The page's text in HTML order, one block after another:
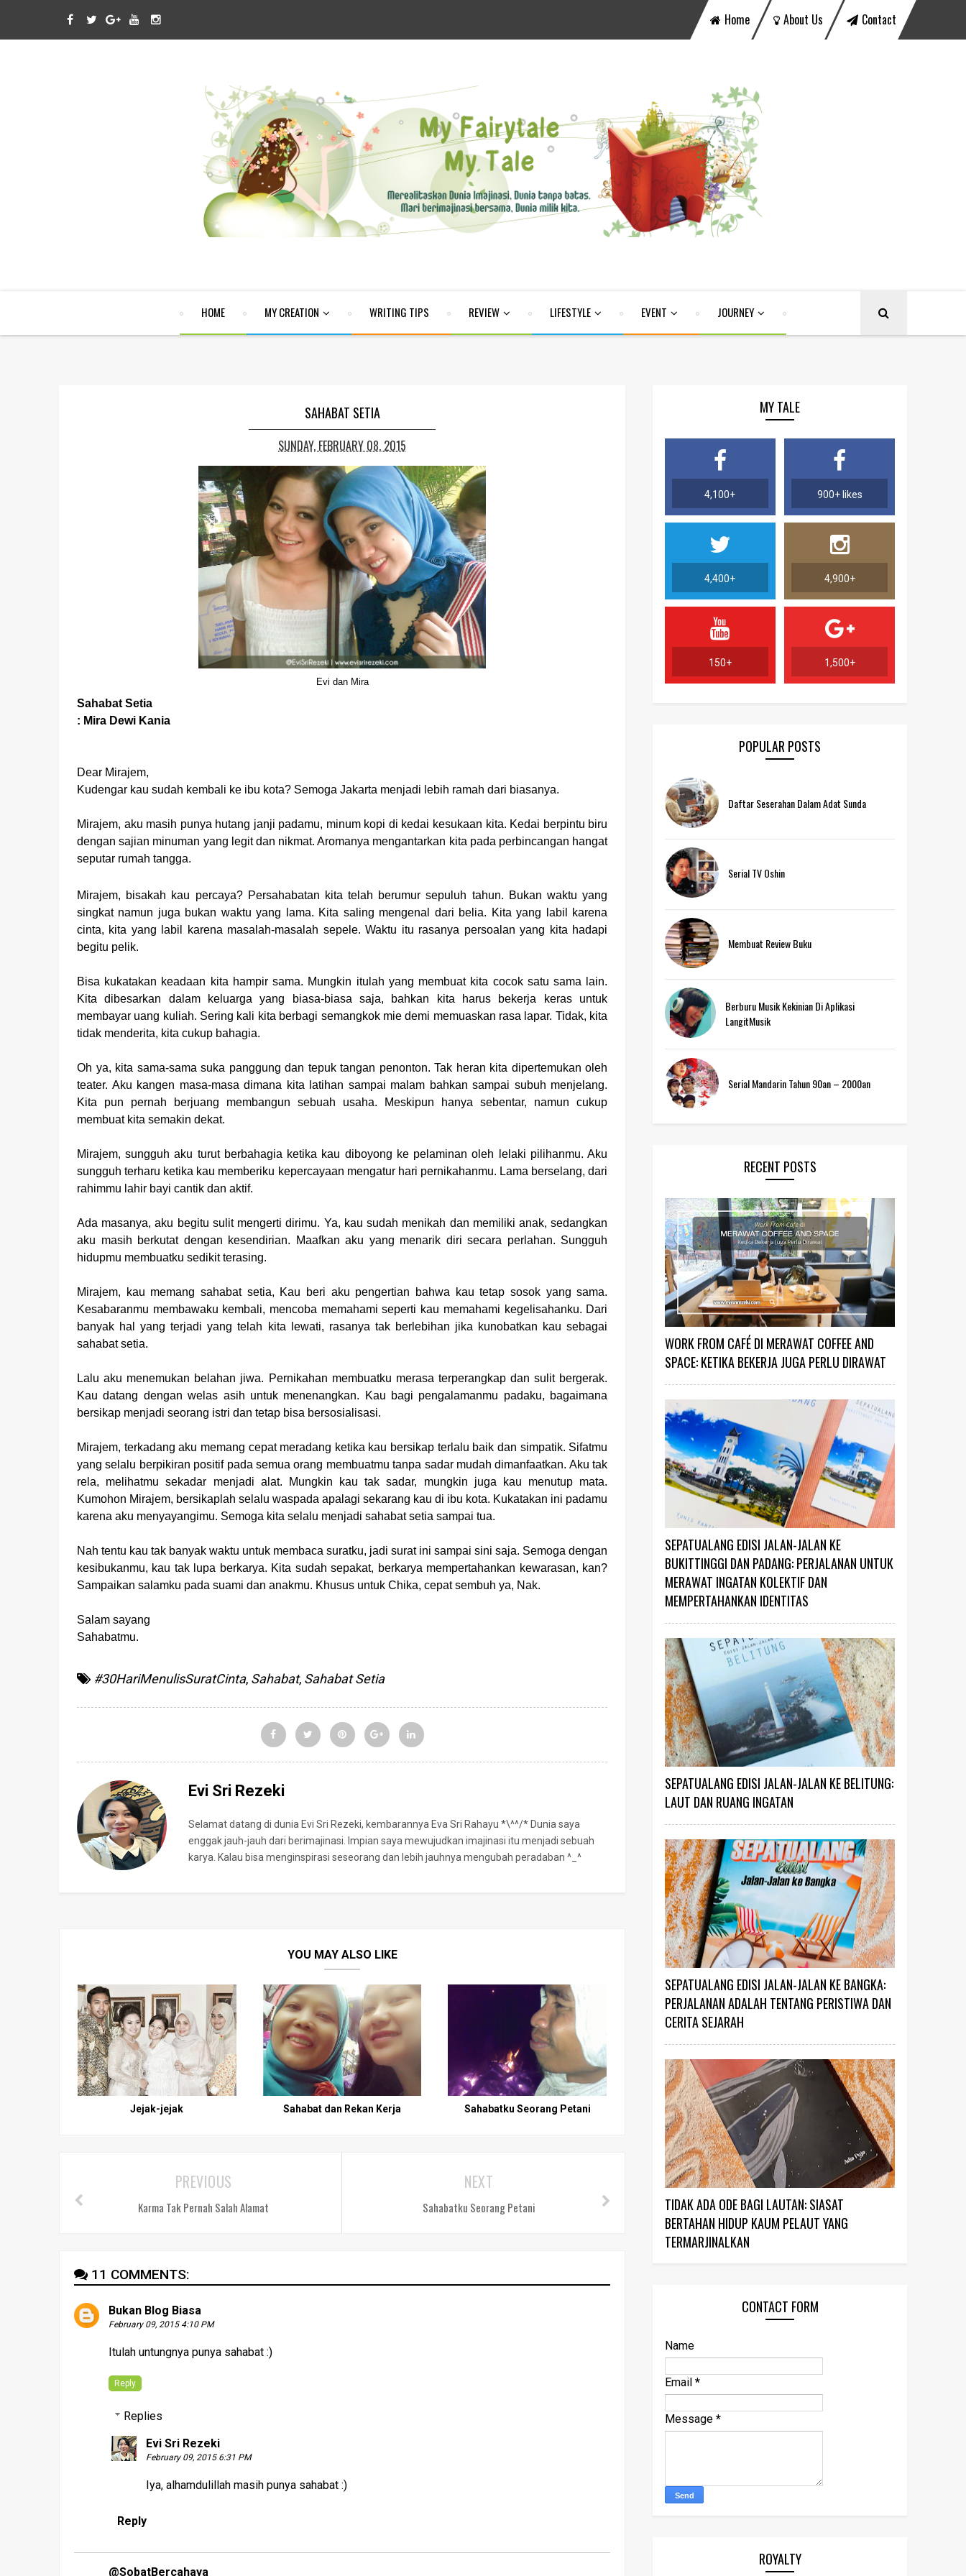
Home About Us Contact
HOME MY CREATION WRITING TIPS REVIEW LIFESTYLE EVENT JOURNEY
SAHABAT SETIA
SUNDAY, FEBRUARY 08, 2015
Evi dan Mira
Sahabat Setia
: Mira Dewi Kania
Dear Mirajem,
Kudengar kau sudah kembali ke ibu kota? Semoga Jakarta menjadi lebih ramah dari biasanya.
Mirajem, aku masih punya hutang janji padamu, minum kopi di kedai kesukaan kita. Kedai berpintu biru
dengan sajian minuman yang legit dan nikmat. Aromanya mengantarkan kita pada perbincangan hangat
seputar rumah tangga.
Mirajem, bisakah kau percaya? Persahabatan kita telah berumur sepuluh tahun. Bukan waktu yang
singkat namun juga bukan waktu yang lama. Kita saling mengenal dari belia. Kita yang labil karena
cinta, kita yang labil karena masalah-masalah sepele. Waktu itu rasanya persoalan yang kita hadapi
begitu pelik.
Bisa kukatakan keadaan kita hampir sama. Mungkin itulah yang membuat kita cocok satu sama lain.
Kita dibesarkan dalam keluarga yang biasa-biasa saja, bahkan kita harus bekerja keras untuk
membayar uang kuliah. Sering kali kita berbagi semangkok mie demi memuaskan rasa lapar. Tidak, kita
tidak menderita, kita cukup bahagia.
Oh ya, kita sama-sama suka panggung dan tepuk tangan penonton. Tak heran kita dipertemukan oleh
teater. Aku kangen masa-masa dimana kita latihan sampai malam bahkan sampai subuh menjelang.
Kita pun pernah berjuang membangun sebuah usaha. Meskipun hanya sebentar, namun cukup
membuat kita semakin dekat.
Mirajem, sungguh aku turut berbahagia ketika kau diboyong ke pelaminan oleh lelaki pilihanmu. Aku
sungguh terharu ketika kau memberiku kepercayaan mengatur hari pernikahanmu. Lama berselang, dari
rahimmu lahir bayi cantik dan aktif.
Ada masanya, aku begitu sulit mengerti dirimu. Ya, kau sudah menikah dan memiliki anak, sedangkan
aku masih berkutat dengan kesendirian. Maafkan aku yang menarik diri secara perlahan. Sungguh
hidupmu membuatku sedikit terasing.
Mirajem, kau memang sahabat setia, Kau beri aku pengertian bahwa kau tetap sosok yang sama.
Kesabaranmu membawaku kembali, mencoba memahami seperti kau memahami kegelisahanku. Dari
banyak hal yang terjadi yang telah kita lewati, rasanya tak berlebihan jika kunobatkan kau sebagai
sahabat setia.
Lalu aku menemukan belahan jiwa. Pernikahan membuatku merasa terperangkap dan sulit bergerak.
Kau datang dengan welas asih untuk menenangkan. Kau bagi pengalamanmu padaku, bagaimana
bersikap menjadi seorang istri dan tetap bisa bersosialisasi.
Mirajem, terkadang aku memang cepat meradang ketika kau bersikap terlalu baik dan simpatik. Sifatmu
yang selalu berpikiran positif pada semua orang membuatmu tanpa sadar mudah dimanfaatkan. Aku tak
rela, melihatmu sekadar menjadi alat. Mungkin kau tak sadar, mungkin juga kau menutup mata.
Kumohon Mirajem, bersikaplah selalu waspada apalagi sekarang kau di ibu kota. Kukatakan ini padamu
karena aku menyayangimu. Semoga kita selalu menjadi sahabat setia sampai tua.
Nah tentu kau tak banyak waktu untuk membaca suratku, jadi surat ini sampai sini saja. Semoga dengan
kesibukanmu, kau tak lupa berkarya. Kita sudah sepakat, berkarya mempertahankan kewarasan, kan?
Sampaikan salamku pada suami dan anakmu. Khusus untuk Chika, cepat sembuh ya, Nak.
Salam sayang
Sahabatmu.
#30HariMenulisSuratCinta, Sahabat, Sahabat Setia
Evi Sri Rezeki
Selamat datang di dunia Evi Sri Rezeki, kembarannya Eva Sri Rahayu *\^^/* Dunia saya
enggak jauh-jauh dari berimajinasi. Impian saya mewujudkan imajinasi itu menjadi sebuah
karya. Kalau bisa menginspirasi seseorang dan lebih jauhnya mengubah peradaban ^_^
YOU MAY ALSO LIKE
Jejak-jejak Sahabat dan Rekan Kerja Sahabatku Seorang Petani
NEXT
Sahabatku Seorang Petani
PREVIOUS
Karma Tak Pernah Salah Alamat
11 COMMENTS:
Bukan Blog Biasa
February 09, 2015 4:10 PM
Itulah untungnya punya sahabat :)
Reply
Replies
Evi Sri Rezeki
February 09, 2015 6:31 PM
Iya, alhamdulillah masih punya sahabat :)
Reply
@SobatBercahaya
MY TALE
4,100+ 900+ likes
4,400+ 4,900+
150+ 1,500+
POPULAR POSTS
Daftar Seserahan Dalam Adat Sunda
Serial TV Oshin
Membuat Review Buku
Berburu Musik Kekinian Di Aplikasi
LangitMusik
Serial Mandarin Tahun 90an – 2000an
RECENT POSTS
WORK FROM CAFÉ DI MERAWAT COFFEE AND
SPACE: KETIKA BEKERJA JUGA PERLU DIRAWAT
SEPATUALANG EDISI JALAN-JALAN KE
BUKITTINGGI DAN PADANG: PERJALANAN UNTUK
MERAWAT INGATAN KOLEKTIF DAN
MEMPERTAHANKAN IDENTITAS
SEPATUALANG EDISI JALAN-JALAN KE BELITUNG:
LAUT DAN RUANG INGATAN
SEPATUALANG EDISI JALAN-JALAN KE BANGKA:
PERJALANAN ADALAH TENTANG PERISTIWA DAN
CERITA SEJARAH
TIDAK ADA ODE BAGI LAUTAN: SIASAT
BERTAHAN HIDUP KAUM PELAUT YANG
TERMARJINALKAN
CONTACT FORM
Name
Email *
Message *
ROYALTY